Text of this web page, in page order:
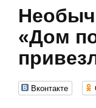
«Дом
Вконтакте